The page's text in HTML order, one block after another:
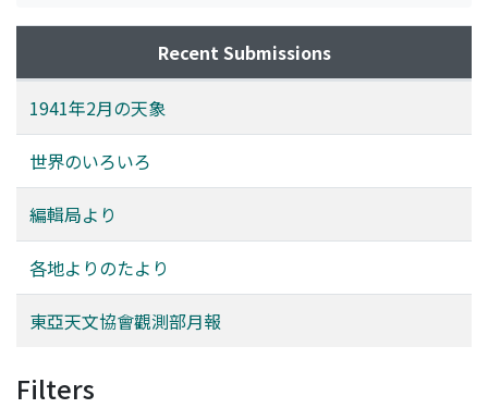
Recent Submissions
1941年2月の天象
世界のいろいろ
編輯局より
各地よりのたより
東亞天文協會觀測部月報
Filters